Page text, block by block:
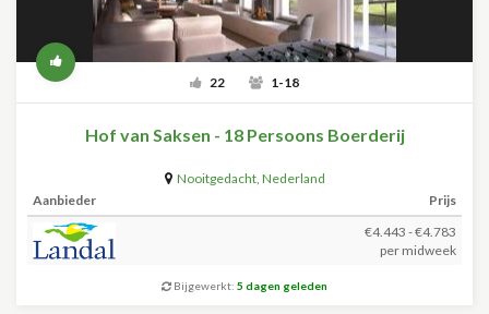
22 1-18
Hof van Saksen - 18 Persoons Boerderij
Nooitgedacht, Nederland
Aanbieder
Prijs
€4.443 - €4.783
per midweek
Bijgewerkt: 5 dagen geleden